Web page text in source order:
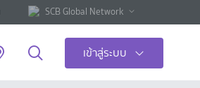
SCB Global Network
เข้าสู่ระบบ